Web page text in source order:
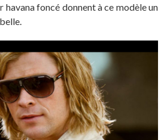
havana foncé donnent à ce modèle un